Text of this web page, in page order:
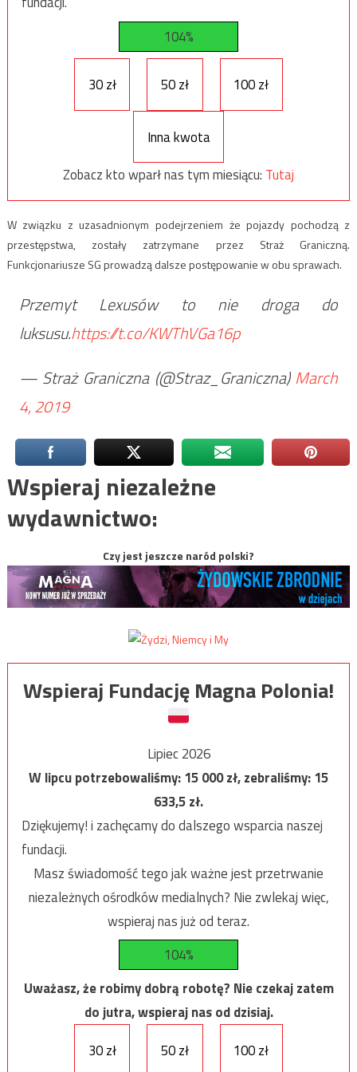
104%
30 zł 50 zł 100 zł
Inna kwota
Zobacz kto wparł nas tym miesiącu: Tutaj
W związku z uzasadnionym podejrzeniem że pojazdy pochodzą z
przestępstwa, zostały zatrzymane przez Straż Graniczną.
Funkcjonariusze SG prowadzą dalsze postępowanie w obu sprawach.
Przemyt Lexusów to nie droga do
luksusu.https://t.co/KWThVGa16p
— Straż Graniczna (@Straz_Graniczna)March
4, 2019
Wspieraj niezależne
wydawnictwo:
Czy jest jeszcze naród polski?
Wspieraj Fundację Magna Polonia!
Lipiec 2026
W lipcu potrzebowaliśmy:15 000zł, zebraliśmy:15
633,5zł.
Dziękujemy! i zachęcamy do dalszego wsparcia naszej
fundacji.
Masz świadomość tego jak ważne jest przetrwanie
niezależnych ośrodków medialnych? Nie zwlekaj więc,
wspieraj nas już od teraz.
104%
Uważasz, że robimy dobrą robotę? Nie czekaj zatem
do jutra, wspieraj nas od dzisiaj.
30 zł
50 zł 100 zł